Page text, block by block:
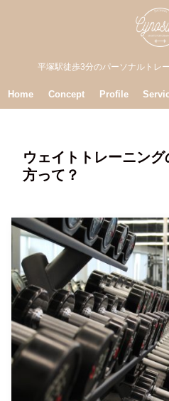
平塚駅徒歩3分のパーソナルトレ
Home Concept Profile
ウェイトトレーニン
方って？